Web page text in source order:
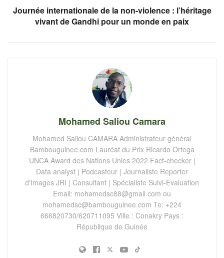
Journée internationale de la non-violence : l’héritage
vivant de Gandhi pour un monde en paix
Mohamed Saliou Camara
Mohamed Saliou CAMARA Administrateur général
Bambouguinee.com Lauréat du Prix Ricardo Ortega
UNCA Award des Nations Unies 2022 Fact-checker |
Data analyst | Podcasteur | Journaliste Reporter
d'Images JRI | Consultant | Spécialiste Suivi-Evaluation
Email: mohamedsc88@gmail.com ou
mohamedsc@bambouguinee.com Te: +224
666820730/620711095 Ville : Conakry Pays :
République de Guinée